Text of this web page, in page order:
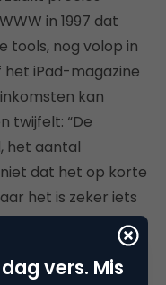
in 1997 dat
tools, nog volop in
het iPad-magazine
kan
twijfelt: “De
het aantal
dat het op korte
het is zeker iets
maar het is nu
het jaar duizend
vers. Mis